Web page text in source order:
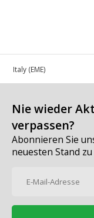
in Italy (EME)
Nie wieder
verpassen?
Abonnieren Sie
neuesten Stand